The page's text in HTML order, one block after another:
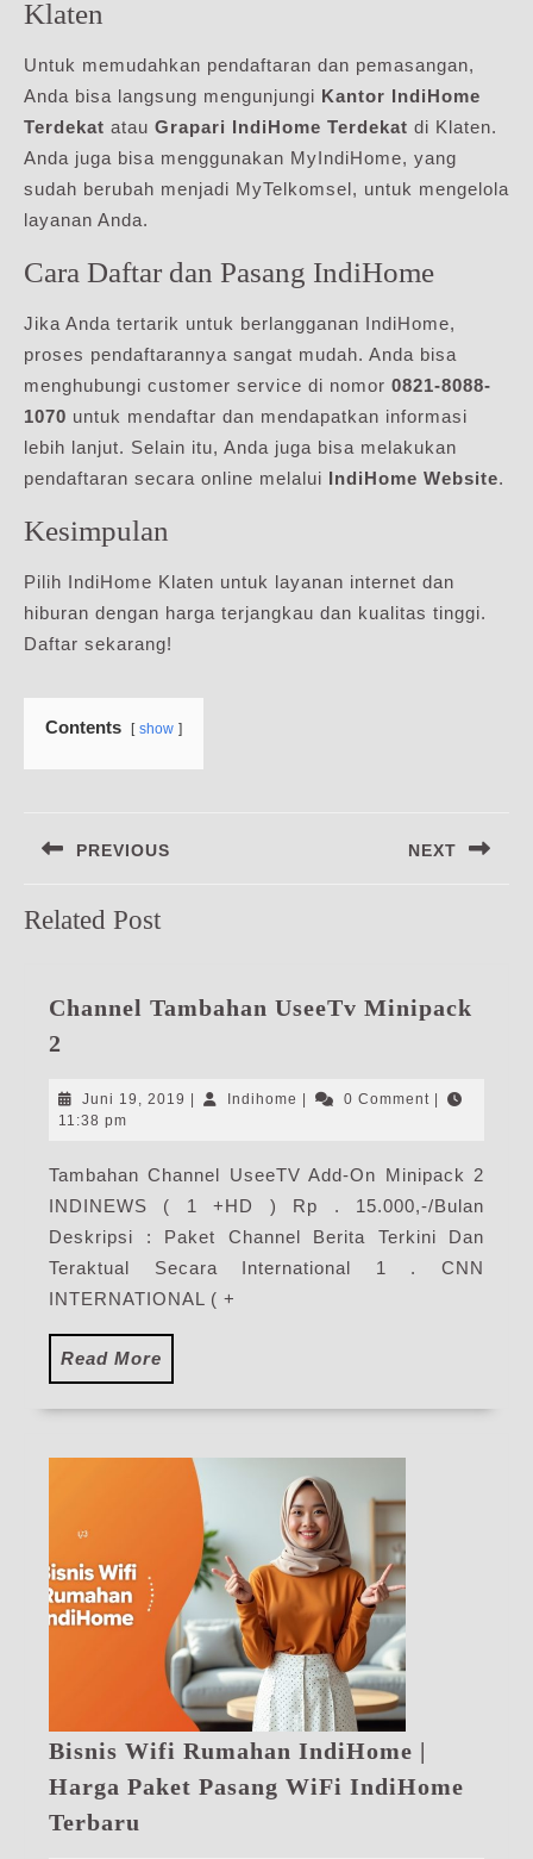
Klaten
Untuk memudahkan pendaftaran dan pemasangan,
Anda bisa langsung mengunjungi Kantor IndiHome
Terdekat atau Grapari IndiHome Terdekat di Klaten.
Anda juga bisa menggunakan MyIndiHome, yang
sudah berubah menjadi MyTelkomsel, untuk mengelola
layanan Anda.
Cara Daftar dan Pasang IndiHome
Jika Anda tertarik untuk berlangganan IndiHome,
proses pendaftarannya sangat mudah. Anda bisa
menghubungi customer service di nomor 0821-8088-
1070 untuk mendaftar dan mendapatkan informasi
lebih lanjut. Selain itu, Anda juga bisa melakukan
pendaftaran secara online melalui IndiHome Website.
Kesimpulan
Pilih IndiHome Klaten untuk layanan internet dan
hiburan dengan harga terjangkau dan kualitas tinggi.
Daftar sekarang!
Contents show
pos
PREVIOUS
post:
NEXT
Related Post
Channel Tambahan UseeTv Minipack
2
UseeTv
Minipack
Juni 19, 2019 Juni
Indihome Indihome0 Comment
11:38 pm
Tambahan Channel UseeTV Add-On Minipack 2
INDINEWS ( 1 +HD ) Rp . 15.000,-/Bulan
Deskripsi : Paket Channel Berita Terkini Dan
Teraktual Secara International 1 . CNN
INTERNATIONAL ( +
Read More
More
Bisnis Wifi Rumahan IndiHome |
Harga Paket Pasang WiFi IndiHome
Terbaru